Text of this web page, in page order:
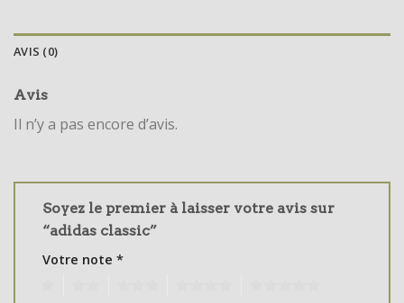
AVIS (0)
Avis
Il n’y a pas encore d’avis.
Soyez le premier à laisser votre avis sur
“adidas classic”
Votre note *